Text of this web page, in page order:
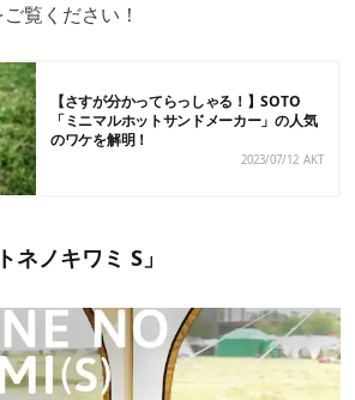
覧ください！
【さすが分かってらっしゃる！】SOTO
「ミニマルホットサンドメーカー」の人気
のワケを解明！
2023/07/12 AKT
ネノキワミ S」